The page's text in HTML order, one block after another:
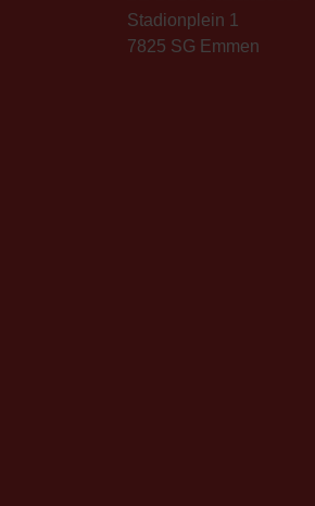
Stadionplein 1
7825 SG Emmen